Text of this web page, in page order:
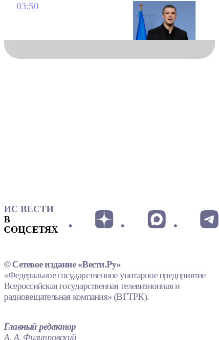
03:50
ИС ВЕСТИ
В
СОЦСЕТЯХ
© Сетевое издание «Вести.Ру»
«Федеральное государственное унитарное предприятие
Всероссийская государственная телевизионная и
радиовещательная компания» (ВГТРК).
Главный редактор
А. А. Филипповский